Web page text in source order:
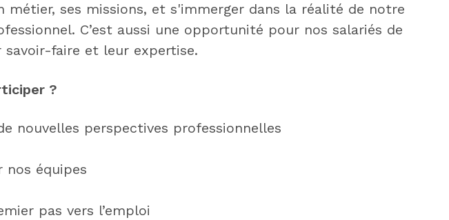
métier, ses missions, et s'immerger dans la réalité de notre
C’est aussi une opportunité pour nos salariés de
savoir-faire et leur expertise.
?
nouvelles perspectives professionnelles
nos équipes
pas vers l’emploi